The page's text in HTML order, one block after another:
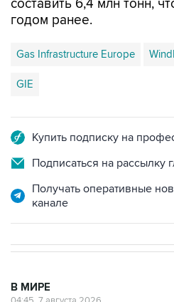
Gas Infrastructure Europe
GIE
Подписаться на рассылку
Получать оперативные
Трамп подписал